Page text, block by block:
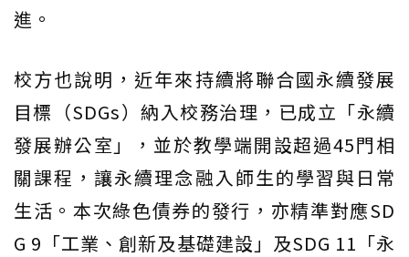
進。
校方也說明，近年來持續將聯合國永續發展
目標（SDGs）納入校務治理，已成立「永續
發展辦公室」，並於教學端開設超過45門相
關課程，讓永續理念融入師生的學習與日常
生活。本次綠色債券的發行，亦精準對應SD
G 9「工業、創新及基礎建設」及SDG 11「永